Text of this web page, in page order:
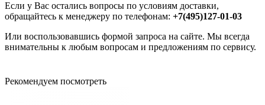
Если у Вас остались вопросы по условиям доставки,
обращайтесь к менеджеру по телефонам: +7(495)127-01-03
Или воспользовавшись формой запроса на сайте. Мы всегда
внимательны к любым вопросам и предложениям по сервису.
Рекомендуем посмотреть